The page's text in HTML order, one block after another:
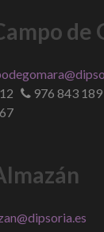
de
976 843 189